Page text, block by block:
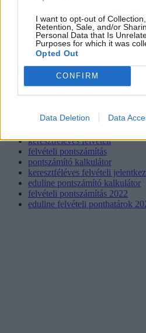
I want to opt-out of Collection,
Retention, Sale, and/or
Personal Data that Is
Purposes for which it was
Opted Out
CONFIRM
Data Deletion Data
keresztféléves felvételi
felvételi pontszámítás
pontszámító kalkulátor
keresztféléves felvételi
eduline pontszámító kalkulátor
felvételi pontszámítás 2022
eduline felvételi ponthatárok